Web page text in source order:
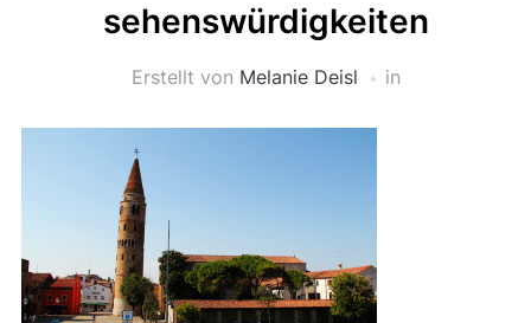
sehenswürdigkeiten
Erstellt von Melanie Deisl in